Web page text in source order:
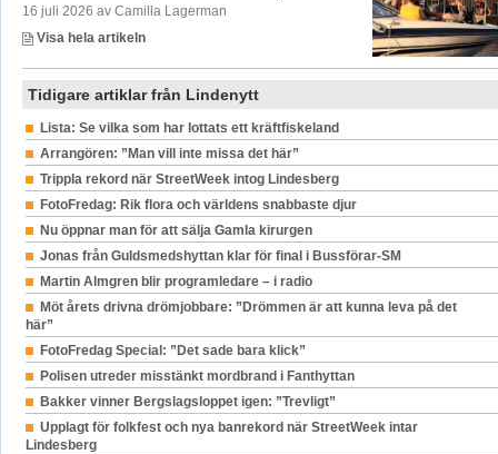
16 juli 2026 av Camilla Lagerman
Visa hela artikeln
Tidigare artiklar från Lindenytt
Lista: Se vilka som har lottats ett kräftfiskeland
Arrangören: ”Man vill inte missa det här”
Trippla rekord när StreetWeek intog Lindesberg
FotoFredag: Rik flora och världens snabbaste djur
Nu öppnar man för att sälja Gamla kirurgen
Jonas från Guldsmedshyttan klar för final i Bussförar-SM
Martin Almgren blir programledare – i radio
Möt årets drivna drömjobbare: ”Drömmen är att kunna leva på det
här”
FotoFredag Special: ”Det sade bara klick”
Polisen utreder misstänkt mordbrand i Fanthyttan
Bakker vinner Bergslagsloppet igen: ”Trevligt”
Upplagt för folkfest och nya banrekord när StreetWeek intar
Lindesberg